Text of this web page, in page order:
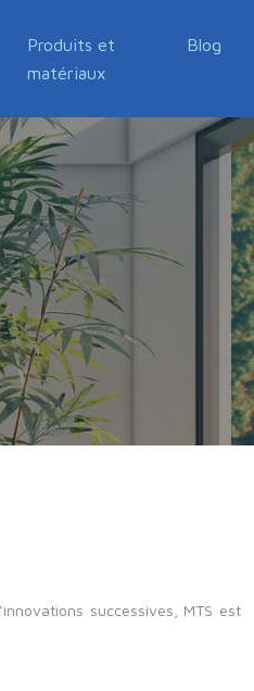
Produits et
matériaux
Blog
successives, MTS est